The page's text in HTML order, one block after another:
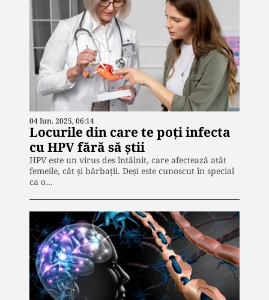
04 Iun. 2025, 06:14
Locurile din care te poți infecta
cu HPV fără să știi
HPV este un virus des întâlnit, care afectează atât
femeile, cât și bărbații. Deși este cunoscut în special
ca o…